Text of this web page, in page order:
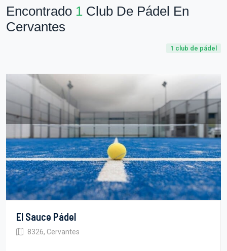
Encontrado 1 Club De Pádel En
Cervantes
1 club de pádel
El Sauce Pádel
8326, Cervantes